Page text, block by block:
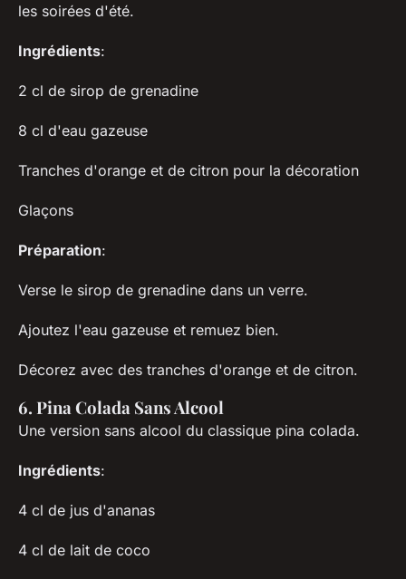
les soirées d'été.
Ingrédients:
2 cl de sirop de grenadine
8 cl d'eau gazeuse
Tranches d'orange et de citron pour la décoration
Glaçons
Préparation:
Verse le sirop de grenadine dans un verre.
Ajoutez l'eau gazeuse et remuez bien.
Décorez avec des tranches d'orange et de citron.
6. Pina Colada Sans Alcool
Une version sans alcool du classique pina colada.
Ingrédients:
4 cl de jus d'ananas
4 cl de lait de coco